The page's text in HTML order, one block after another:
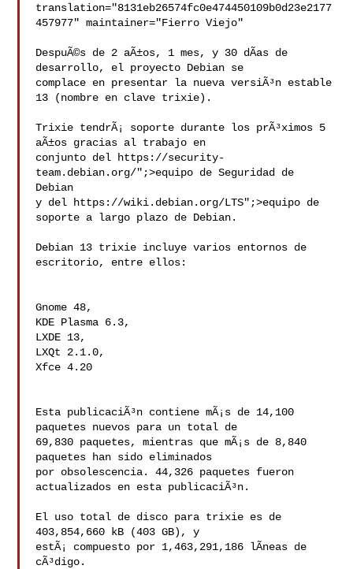
translation="8131eb26574fc0e474450109b0d23e2177
457977" maintainer="Fierro Viejo"
DespuÃ©s de 2 aÃ±os, 1 mes, y 30 dÃ­as de
desarrollo, el proyecto Debian se
complace en presentar la nueva versiÃ³n estable
13 (nombre en clave trixie).
Trixie tendrÃ¡ soporte durante los prÃ³ximos 5
aÃ±os gracias al trabajo en
conjunto del https://security-
team.debian.org/";>equipo de Seguridad de
Debian
y del https://wiki.debian.org/LTS";>equipo de
soporte a largo plazo de Debian.
Debian 13 trixie incluye varios entornos de
escritorio, entre ellos:
Gnome 48,
KDE Plasma 6.3,
LXDE 13,
LXQt 2.1.0,
Xfce 4.20
Esta publicaciÃ³n contiene mÃ¡s de 14,100
paquetes nuevos para un total de
69,830 paquetes, mientras que mÃ¡s de 8,840
paquetes han sido eliminados
por obsolescencia. 44,326 paquetes fueron
actualizados en esta publicaciÃ³n.
El uso total de disco para trixie es de
403,854,660 kB (403 GB), y
estÃ¡ compuesto por 1,463,291,186 lÃ­neas de
cÃ³digo.